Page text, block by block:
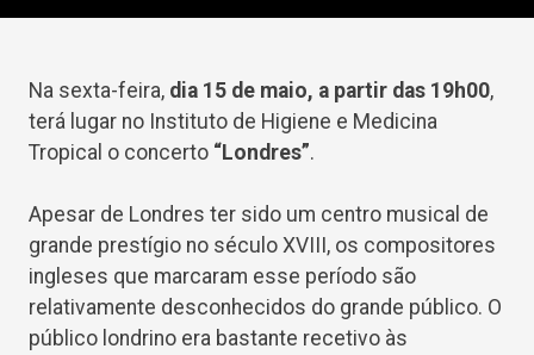
Na sexta-feira, dia 15 de maio, a partir das 19h00,
terá lugar no Instituto de Higiene e Medicina
Tropical o concerto “Londres”.
Apesar de Londres ter sido um centro musical de
grande prestígio no século XVIII, os compositores
ingleses que marcaram esse período são
relativamente desconhecidos do grande público. O
público londrino era bastante recetivo às